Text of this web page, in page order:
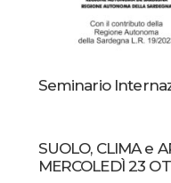
Seminario
SUOLO, CLIMA e
MERCOLEDÌ 23